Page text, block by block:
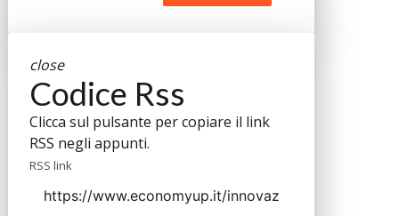
close
Codice Rss
Clicca sul pulsante per copiare il link
RSS negli appunti.
RSS link